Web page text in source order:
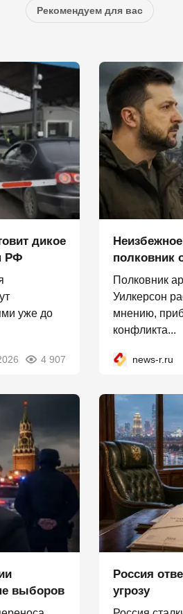
Рекомендуем для вас
дикое
РФ
уже до
4 907
полковник
Полковник
Уилкерсон
мнению,
конфликта...
news-r.ru
выборов
Россия
угрозу